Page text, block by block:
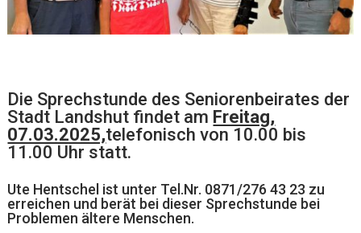
Die Sprechstunde des Seniorenbeirates der
Stadt Landshut findet am Freitag,
07.03.2025,telefonisch von 10.00 bis
11.00 Uhr statt.
Ute Hentschel ist unter Tel.Nr. 0871/276 43 23 zu
erreichen und berät bei dieser Sprechstunde bei
Problemen ältere Menschen.